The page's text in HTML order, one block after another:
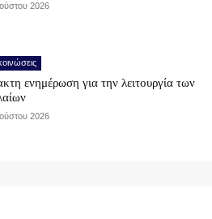
2026
ενημέρωση για την λειτουργία των
2026